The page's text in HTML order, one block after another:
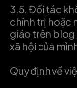
3.5. Đối tác
chính trị hoặc
giáo trên
xã hội của
Quy định về